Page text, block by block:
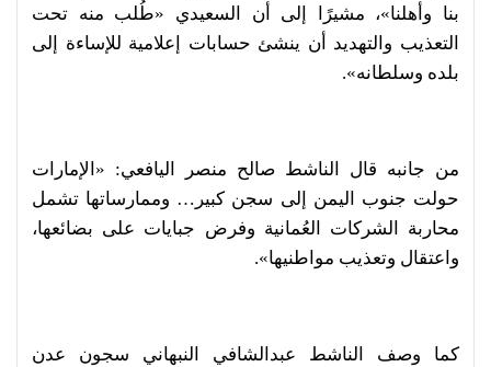
بنا وأهلنا»، مشيرًا إلى أن السعيدي «طُلب منه تحت
التعذيب والتهديد أن ينشئ حسابات إعلامية للإساءة إلى
بلده وسلطانه».
من جانبه قال الناشط صالح منصر اليافعي: «الإمارات
حولت جنوب اليمن إلى سجن كبير… وممارساتها تشمل
محاربة الشركات العُمانية وفرض جبايات على بضائعها،
واعتقال وتعذيب مواطنيها».
كما وصف الناشط عبدالشافي النبهاني سجون عدن